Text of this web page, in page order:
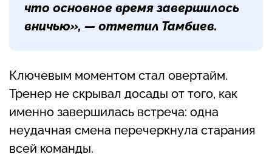
что основное время завершилось
вничью», — отметил Тамбиев.
Ключевым моментом стал овертайм.
Тренер не скрывал досады от того, как
именно завершилась встреча: одна
неудачная смена перечеркнула старания
всей команды.